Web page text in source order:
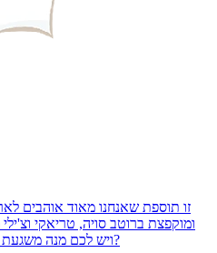
זו תוספת שאנחנו מאוד אוהבים
ומוקפצת ברוטב סויה, טריאקי
ויש לכם מנה משגעת ומאוד קלה להכנה. שניגש לעבודה?